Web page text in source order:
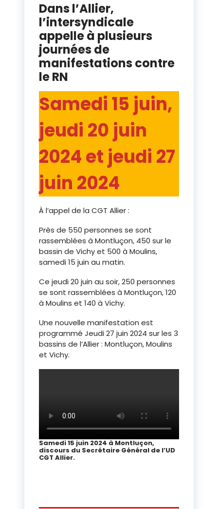
Dans l’Allier,
l’intersyndicale
appelle à plusieurs
journées de
manifestations contre
le RN
Samedi 15 juin,
jeudi 20 juin
2024 et jeudi 27
juin 2024
À l’appel de la CGT Allier :
Près de 550 personnes se sont
rassemblées à Montluçon, 450 sur le
bassin de Vichy et 500 à Moulins,
samedi 15 juin au matin.
Ce jeudi 20 juin au soir, 250 personnes
se sont rassemblées à Montluçon, 120
à Moulins et 140 à Vichy.
Une nouvelle manifestation est
programmé Jeudi 27 juin 2024 sur les 3
bassins de l’Allier : Montluçon, Moulins
et Vichy.
Samedi 15 juin 2024 à Montluçon,
discours du Secrétaire Général de l’UD
CGT Allier.